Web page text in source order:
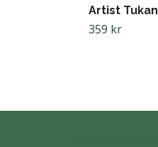
Artist Tukan
359 kr